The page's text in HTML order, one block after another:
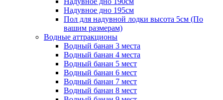
Надувное дно 195см
Пол для надувной лодки высота 5см (По
вашим размерам)
Водные аттракционы
Водный банан 3 места
Водный банан 4 места
Водный банан 5 мест
Водный банан 6 мест
Водный банан 7 мест
Водный банан 8 мест